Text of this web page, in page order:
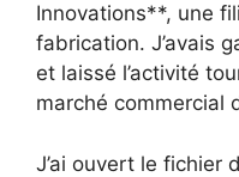
Innovations**, une
fabrication. J’avais
et laissé l’activité
marché commercial
J’ai ouvert le fichier